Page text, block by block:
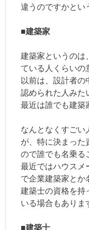
違うのですかとい
■建築家
建築家というのは
ている人くらいの
以前は、設計者の
認められた人みた
最近は誰でも建築
なんとなくすごい
が、特に決まった
ので誰でも名乗る
最近ではハウスメ
で企業建築家とか
建築士の資格を持
いる場合もありま
■建築士